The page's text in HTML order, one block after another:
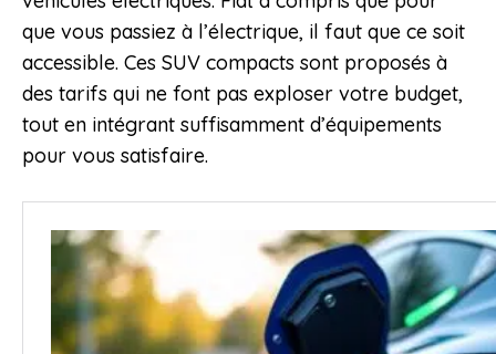
que vous passiez à l’électrique, il faut que ce soit
accessible. Ces SUV compacts sont proposés à
des tarifs qui ne font pas exploser votre budget,
tout en intégrant suffisamment d’équipements
pour vous satisfaire.